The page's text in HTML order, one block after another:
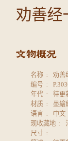
劝善经
名称
劝善
编号
年代
待更
材质
墨繪
语言
中文
现收藏地
尺寸